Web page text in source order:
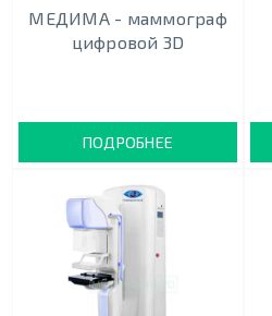
МЕДИМА - маммограф
цифровой 3D
ПОДРОБНЕЕ